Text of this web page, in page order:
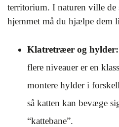
territorium. I naturen ville de
hjemmet må du hjælpe dem
Klatretræer og hylder:
flere niveauer er en
montere hylder i
så katten kan bevæge
“kattebane”.